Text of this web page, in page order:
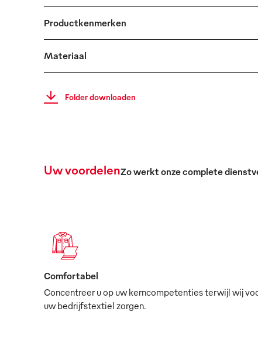
Productkenmerken
Materiaal
Folder downloaden
Uw voordelenZo werkt onze complete
Comfortabel
Concentreer u op uw kerncompetenties terwijl wij
uw bedrijfstextiel zorgen.